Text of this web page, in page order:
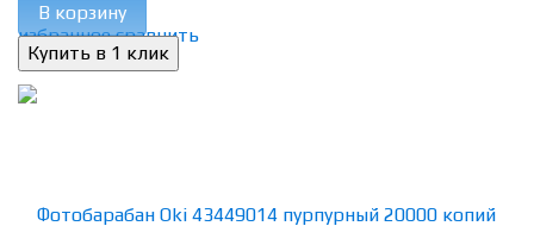
избранное сравнить
В корзину